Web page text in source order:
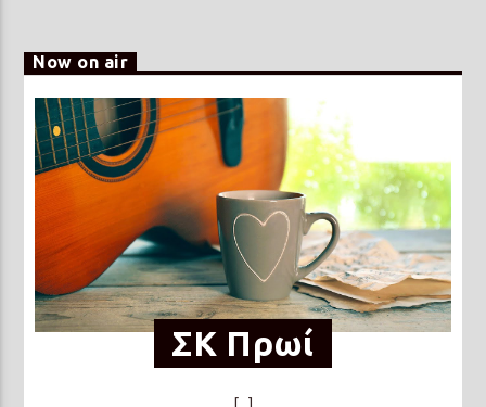
Now on air
ΣΚ Πρωί
[...]